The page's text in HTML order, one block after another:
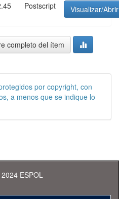
Postscript Visualizar/Abrir
completo del ítem
por copyright, con
a menos que se indique lo
ESPOL